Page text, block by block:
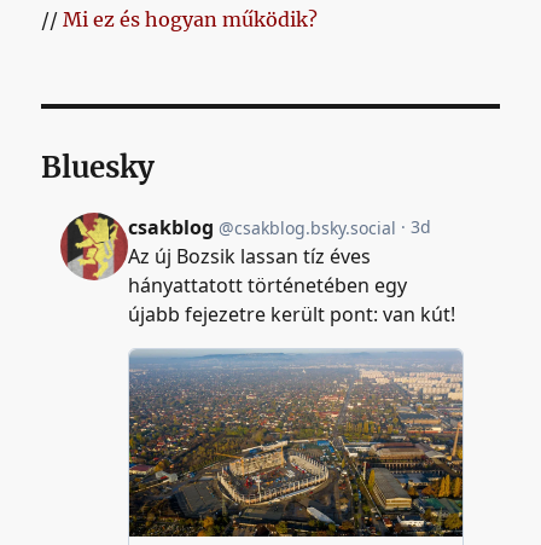
//Mi ez és hogyan működik?
Bluesky